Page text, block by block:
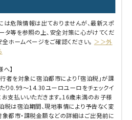
は危険情報は出ておりませんが、最新スポ
タ等を参照の上、安全対策に心がけてくだ
ホームページをご確認ください。 ＞＞外
】
者を対象に宿泊都市により「宿泊税」が課
り0.99～14.30ユーロユーロをチェックイ
お支払いいただきます。16歳未満のお子様
税は宿泊期間、現地事情により予告なく変
象都市・課税金額などの詳細はご出発前に